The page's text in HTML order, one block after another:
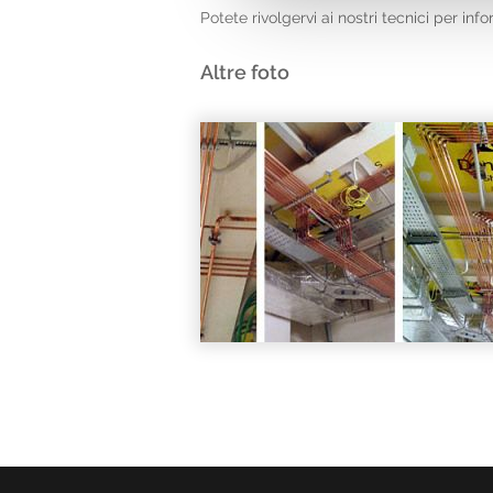
Potete rivolgervi ai nostri tecnici per
Altre foto